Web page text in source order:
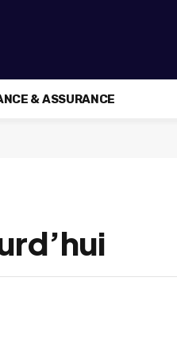
& ASSURANCE